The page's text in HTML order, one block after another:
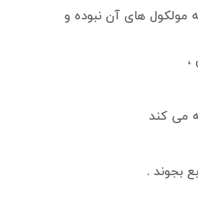
مولکول های آن نبوده و
می کند
بجوند .